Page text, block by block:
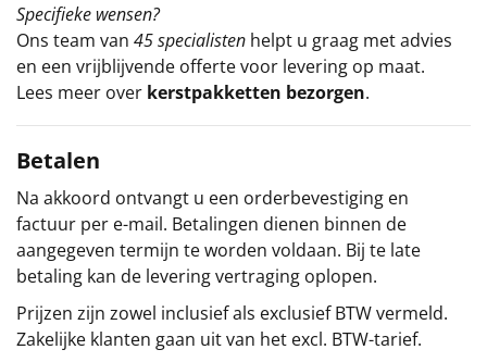
Specifieke wensen?
Ons team van 45 specialisten helpt u graag met advies
en een vrijblijvende offerte voor levering op maat.
Lees meer over kerstpakketten bezorgen.
Betalen
Na akkoord ontvangt u een orderbevestiging en
factuur per e-mail. Betalingen dienen binnen de
aangegeven termijn te worden voldaan. Bij te late
betaling kan de levering vertraging oplopen.
Prijzen zijn zowel inclusief als exclusief BTW vermeld.
Zakelijke klanten gaan uit van het excl. BTW-tarief.